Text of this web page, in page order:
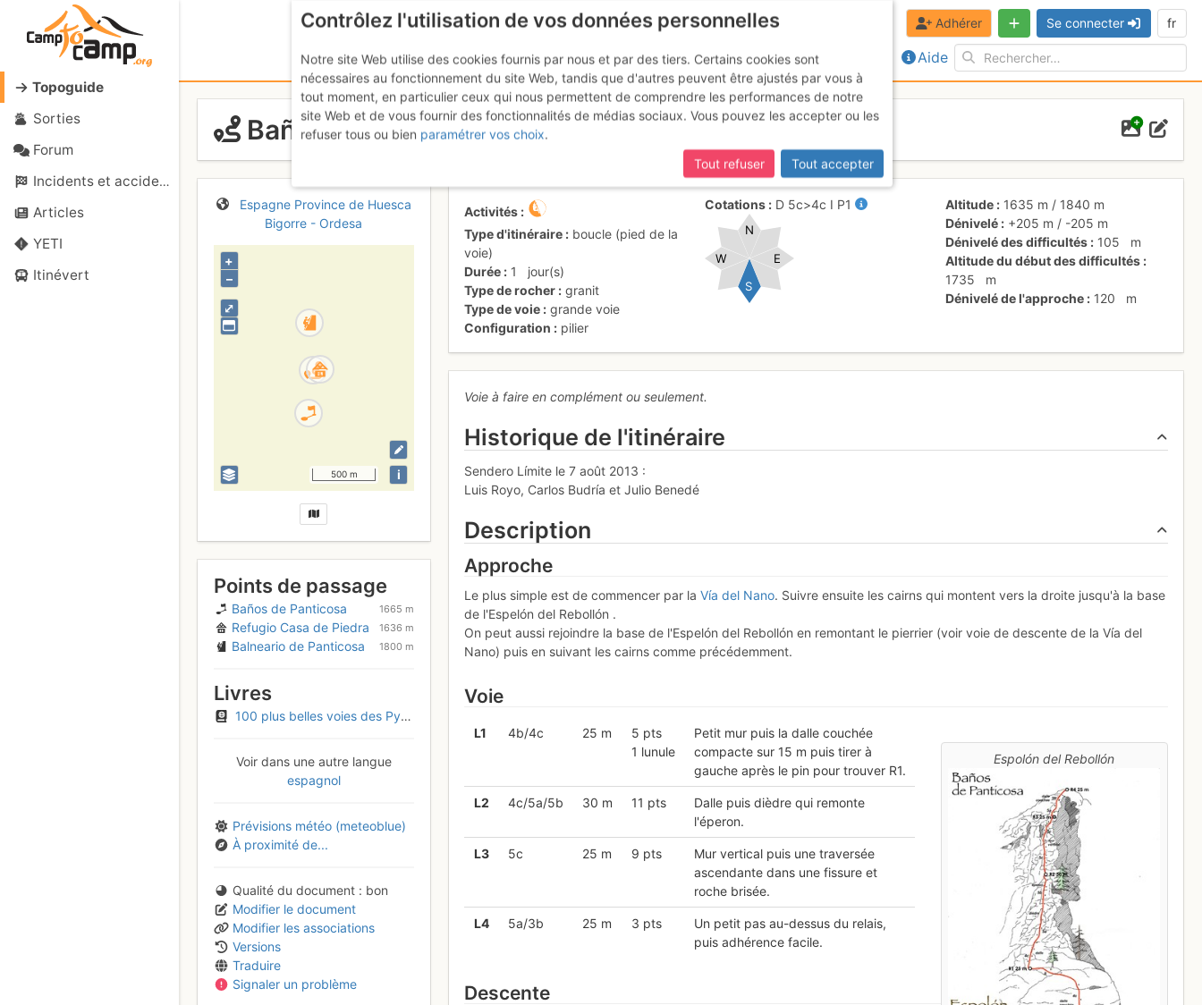
Topoguide
Sorties
Forum
Incidents et accidents
Articles
YETI
Itinévert
Aide
Adhérer Se connecter fr
Baños de Panticosa : Espolón del Rebollón
Espagne Province de Huesca
Bigorre - Ordesa
⤢
+
–
500 m i
Points de passage
Baños de Panticosa 1665 m
Refugio Casa de Piedra 1636 m
Balneario de Panticosa 1800 m
Livres
100 plus belles voies des Pyrénées Occidentales, voies d'escalade de AD à TD / de IV à 6b
Voir dans une autre langue
espagnol
Prévisions météo (meteoblue)
À proximité de...
Qualité du document
bon
Modifier le document
Modifier les associations
Versions
Traduire
Signaler un problème
Activités
Type d'itinéraire
boucle (pied de la
voie)
Durée
1
jour(s)
Type de rocher
granit
Type de voie
grande voie
Configuration
pilier
Cotations D 5c>4c I P1
E
W
S
N
Altitude 1635 m / 1840 m
Dénivelé
+205 m / -205 m
Dénivelé des difficultés
105
m
Altitude du début des difficultés
1735
m
Dénivelé de l'approche
120 m
Voie à faire en complément ou seulement.
Historique de l'itinéraire
Sendero Límite le 7 août 2013 :
Luis Royo, Carlos Budría et Julio Benedé
Description
Approche
Le plus simple est de commencer par laVía del Nano. Suivre ensuite les cairns qui montent vers la droite jusqu'à la base
de l'Espelón del Rebollón .
On peut aussi rejoindre la base de l'Espelón del Rebollón en remontant le pierrier (voir voie de descente de la Vía del
Nano) puis en suivant les cairns comme précédemment.
Voie
Espolón del Rebollón
L1 4b/4c 25 m
5 pts
1 lunule
Petit mur puis la dalle couchée
compacte sur 15 m puis tirer à
gauche après le pin pour trouver R1.
L2 4c/5a/5b 30 m 11 pts
Dalle puis dièdre qui remonte
l'éperon.
L3 5c 25 m 9 pts
Mur vertical puis une traversée
ascendante dans une fissure et
roche brisée.
L4 5a/3b 25 m 3 pts
Un petit pas au-dessus du relais,
puis adhérence facile.
Descente
Contrôlez l'utilisation de vos données personnelles
Notre site Web utilise des cookies fournis par nous et par des tiers. Certains cookies sont
nécessaires au fonctionnement du site Web, tandis que d'autres peuvent être ajustés par vous à
tout moment, en particulier ceux qui nous permettent de comprendre les performances de notre
site Web et de vous fournir des fonctionnalités de médias sociaux. Vous pouvez les accepter ou les
refuser tous ou bien paramétrer vos choix.
Tout refuser
Tout accepter